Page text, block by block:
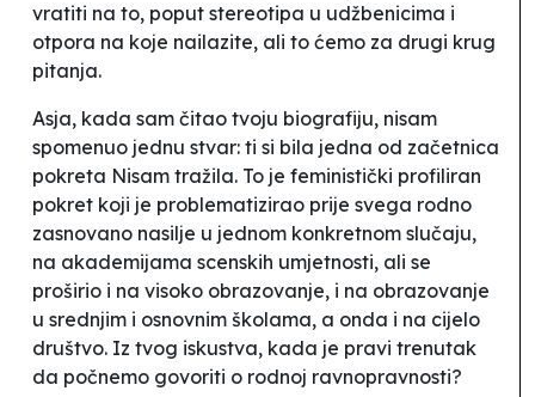
vratiti na to, poput stereotipa u udžbenicima i
otpora na koje nailazite, ali to ćemo za drugi krug
pitanja.
Asja, kada sam čitao tvoju biografiju, nisam
spomenuo jednu stvar: ti si bila jedna od začetnica
pokreta Nisam tražila. To je feministički profiliran
pokret koji je problematizirao prije svega rodno
zasnovano nasilje u jednom konkretnom slučaju,
na akademijama scenskih umjetnosti, ali se
proširio i na visoko obrazovanje, i na obrazovanje
u srednjim i osnovnim školama, a onda i na cijelo
društvo. Iz tvog iskustva, kada je pravi trenutak
da počnemo govoriti o rodnoj ravnopravnosti?